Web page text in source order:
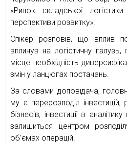
«Ринок складської
перспективи розвитку».
Спікер розповів, що вплив
вплинув на логістичну
місце необхідність
змін у ланцюгах постачань.
За словами доповідача,
му є перерозподіл
бізнесів, інвестиції в
залишиться центром
об’ємах операцій.